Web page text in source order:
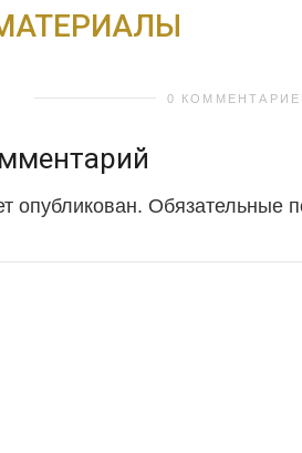
0
опубликован. Обязательные